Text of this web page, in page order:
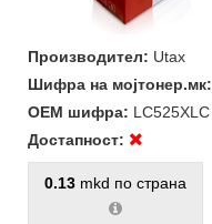
Производител: Utax
Шифра на мојтонер.мк:
ОЕМ шифра: LC525XLC
Достапност:
0.13 mkd по страна